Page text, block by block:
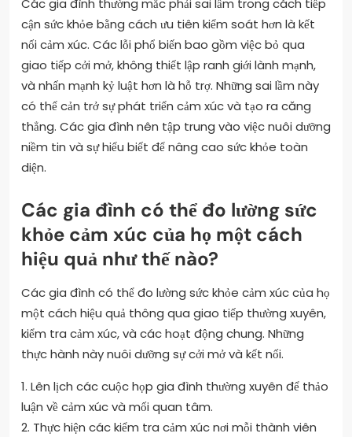
Các gia đình thường mắc phải sai lầm trong cách tiếp
cận sức khỏe bằng cách ưu tiên kiểm soát hơn là kết
nối cảm xúc. Các lỗi phổ biến bao gồm việc bỏ qua
giao tiếp cởi mở, không thiết lập ranh giới lành mạnh,
và nhấn mạnh kỷ luật hơn là hỗ trợ. Những sai lầm này
có thể cản trở sự phát triển cảm xúc và tạo ra căng
thẳng. Các gia đình nên tập trung vào việc nuôi dưỡng
niềm tin và sự hiểu biết để nâng cao sức khỏe toàn
diện.
Các gia đình có thể đo lường sức
khỏe cảm xúc của họ một cách
hiệu quả như thế nào?
Các gia đình có thể đo lường sức khỏe cảm xúc của họ
một cách hiệu quả thông qua giao tiếp thường xuyên,
kiểm tra cảm xúc, và các hoạt động chung. Những
thực hành này nuôi dưỡng sự cởi mở và kết nối.
1. Lên lịch các cuộc họp gia đình thường xuyên để thảo
luận về cảm xúc và mối quan tâm.
2. Thực hiện các kiểm tra cảm xúc nơi mỗi thành viên